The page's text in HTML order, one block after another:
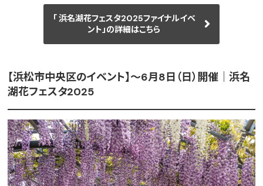
「 浜名湖花フェスタ2025ファイナルイベ
ント」の詳細はこちら
【浜松市中央区のイベント】～6月8日（日）開催｜浜名
湖花フェスタ2025